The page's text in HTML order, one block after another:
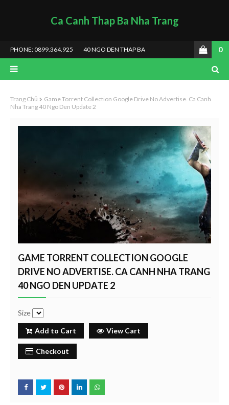
Ca Canh Thap Ba Nha Trang
PHONE: 0899.364.925 40 NGO DEN THAP BA 0
Trang Chủ
Game Torrent Collection Google Drive No Advertise. Ca Canh
Nha Trang 40 Ngo Den Update 2
GAME TORRENT COLLECTION GOOGLE
DRIVE NO ADVERTISE. CA CANH NHA TRANG
40 NGO DEN UPDATE 2
Size
Add to Cart View Cart
Checkout